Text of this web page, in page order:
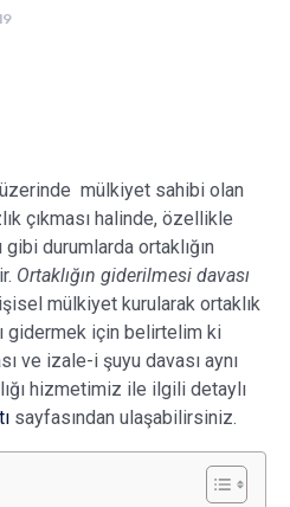
üzerinde mülkiyet sahibi olan
çıkması halinde, özellikle
gibi durumlarda ortaklığın
Ortaklığın giderilmesi davası
mülkiyet kurularak ortaklık
gidermek için belirtelim ki
ve izale-i şuyu davası aynı
hizmetimiz ile ilgili detaylı
sayfasından ulaşabilirsiniz.